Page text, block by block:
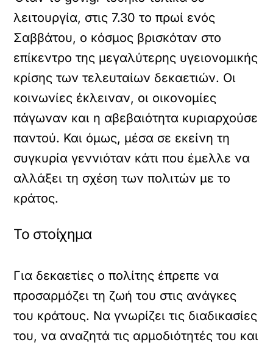
λειτουργία, στις 7.30 το πρωί ενός
Σαββάτου, ο κόσμος βρισκόταν στο
επίκεντρο της μεγαλύτερης υγειονομικής
κρίσης των τελευταίων δεκαετιών. Οι
κοινωνίες έκλειναν, οι οικονομίες
πάγωναν και η αβεβαιότητα κυριαρχούσε
παντού. Και όμως, μέσα σε εκείνη τη
συγκυρία γεννιόταν κάτι που έμελλε να
αλλάξει τη σχέση των πολιτών με το
κράτος.
Το στοίχημα
Για δεκαετίες ο πολίτης έπρεπε να
προσαρμόζει τη ζωή του στις ανάγκες
του κράτους. Να γνωρίζει τις διαδικασίες
του, να αναζητά τις αρμοδιότητές του και